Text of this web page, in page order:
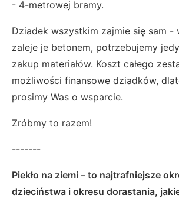
- 4-metrowej bramy.
Dziadek wszystkim zajmie się sam -
zaleje je betonem, potrzebujemy
zakup materiałów. Koszt całego
możliwości finansowe dziadków,
prosimy Was o wsparcie.
Zróbmy to razem!
-------
Piekło na ziemi – to najtrafniejsze
dzieciństwa i okresu dorastania,